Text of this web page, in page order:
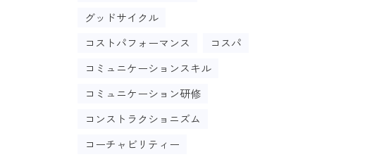
グッドサイクル
コストパフォーマンス
コスパ
コミュニケーションスキル
コミュニケーション研修
コンストラクショニズム
コーチャビリティー